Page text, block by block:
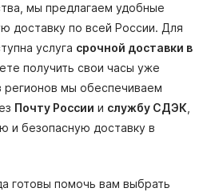
мы предлагаем удобные
доставку по всей России. Для
услуга срочной доставки в
получить свои часы уже
регионов мы обеспечиваем
Почту России и службу СДЭК
и безопасную доставку в
готовы помочь вам выбрать